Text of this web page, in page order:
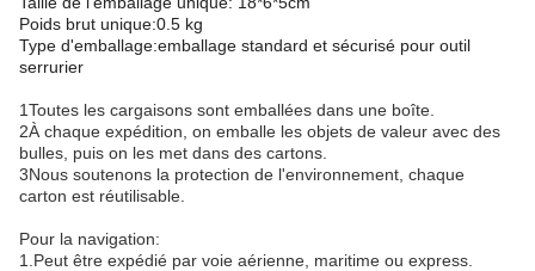
Poids brut unique:0.5 kg
Type d'emballage:emballage standard et sécurisé pour outil
serrurier
1Toutes les cargaisons sont emballées dans une boîte.
2À chaque expédition, on emballe les objets de valeur avec des
bulles, puis on les met dans des cartons.
3Nous soutenons la protection de l'environnement, chaque
carton est réutilisable.
Pour la navigation:
1.Peut être expédié par voie aérienne, maritime ou express.